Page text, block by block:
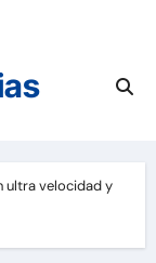
ultra velocidad y